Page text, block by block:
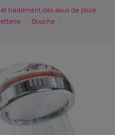
traitement des eaux de pluie
Douche